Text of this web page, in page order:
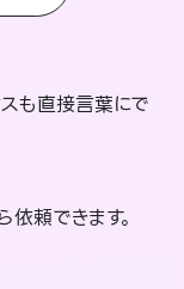
も直接言葉にで
頼できます。